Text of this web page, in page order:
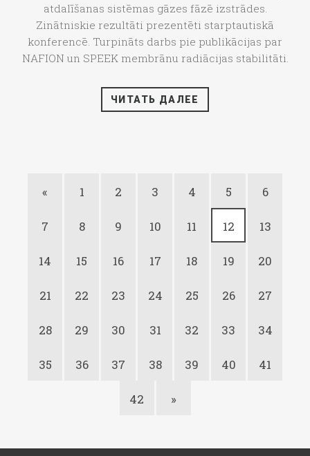
atdalīšanas sistēmas gāzes fāzē izstrādes.
Zinātniskie rezultāti prezentēti starptautiskā
konferencē. Turpināts darbs pie publikācijas par
NAFION un SPEEK membrānu radiācijas stabilitāti.
ЧИТАТЬ ДАЛЕЕ
« 1 2 3 4 5 6
7 8 9 10 11 12 13
14 15 16 17 18 19 20
21 22 23 24 25 26 27
28 29 30 31 32 33 34
35 36 37 38 39 40 41
42 »